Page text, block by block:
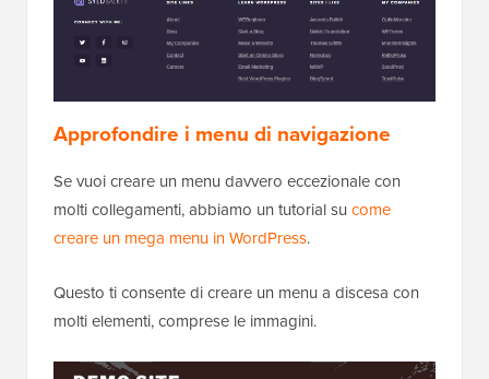
Approfondire i menu di navigazione
Se vuoi creare un menu davvero eccezionale con
molti collegamenti, abbiamo un tutorial su come
creare un mega menu in WordPress.
Questo ti consente di creare un menu a discesa con
molti elementi, comprese le immagini.